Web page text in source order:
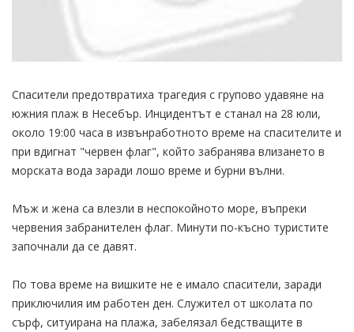
Спасители предотвратиха трагедия с групово удавяне на
южния плаж в Несебър. Инцидентът е станал на 28 юли,
около 19:00 часа в извънработното време на спасителите и
при вдигнат "червен флаг", който забранява влизането в
морската вода заради лошо време и бурни вълни.
Мъж и жена са влезли в неспокойното море, въпреки
червения забранителен флаг. Минути по-късно туристите
започнали да се давят.
По това време на вишките не е имало спасители, заради
приключилия им работен ден. Служител от школата по
сърф, ситуирана на плажа, забелязал бедстващите в